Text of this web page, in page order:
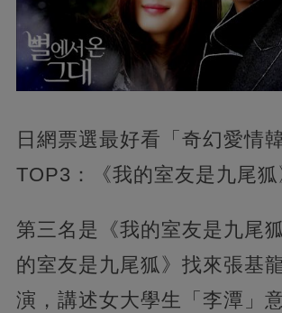
日網票選最好看「奇幻愛情韓
TOP3：《我的室友是九尾狐
第三名是《我的室友是九尾
的室友是九尾狐》找來張基
演，講述女大學生「李潭」